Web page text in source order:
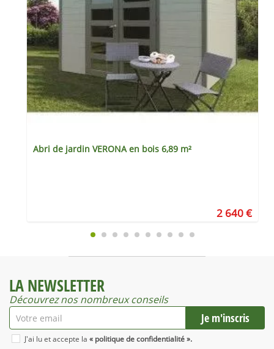
Abri de jardin VERONA en bois 6,89 m²
2 640 €
LA NEWSLETTER
Découvrez nos nombreux conseils
J'ai lu et accepte la « politique de confidentialité ».